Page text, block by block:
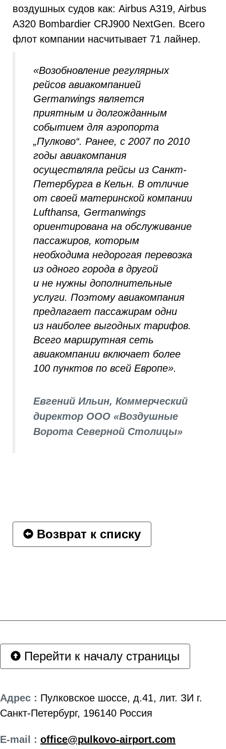
воздушных судов как: Airbus A319, Airbus
A320 Bombardier CRJ900 NextGen. Всего
флот компании насчитывает 71 лайнер.
«Возобновление регулярных
рейсов авиакомпанией
Germanwings является
приятным и долгожданным
событием для аэропорта
„Пулково“. Ранее, с 2007 по 2010
годы авиакомпания
осуществляла рейсы из Санкт-
Петербурга в Кельн. В отличие
от своей материнской компании
Lufthansa, Germanwings
ориентирована на обслуживание
пассажиров, которым
необходима недорогая перевозка
из одного города в другой
и не нужны дополнительные
услуги. Поэтому авиакомпания
предлагает пассажирам одни
из наиболее выгодных тарифов.
Всего маршрутная сеть
авиакомпании включает более
100 пунктов по всей Европе».
Евгений Ильин, Коммерческий
директор ООО «Воздушные
Ворота Северной Столицы»
Возврат к списку
Перейти к началу страницы
Адрес : Пулковское шоссе, д.41, лит. ЗИ г.
Санкт-Петербург, 196140 Россия
E-mail : office@pulkovo-airport.com